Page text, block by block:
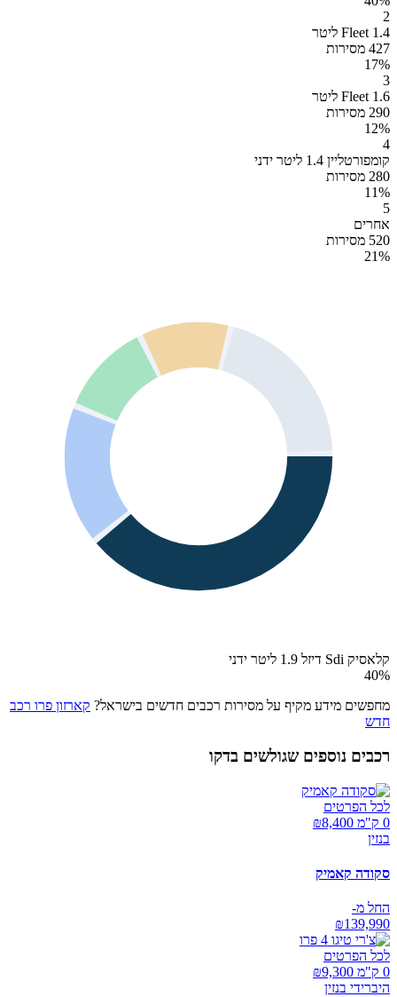
2
Fleet 1.4 ליטר
427 מסירות
17%
3
Fleet 1.6 ליטר
290 מסירות
12%
4
קומפורטליין 1.4 ליטר ידני
280 מסירות
11%
5
אחרים
520 מסירות
21%
קלאסיק Sdi דיזל 1.9 ליטר ידני
40%
מחפשים מידע מקיף על מסירות רכבים חדשים בישראל? קארזון פרו רכב
חדש
רכבים נוספים שגולשים בדקו
לכל הפרטים
0 ק"מ ₪
8,400
בנזין
סקודה קאמיק
החל מ-
₪139,990
לכל הפרטים
0 ק"מ ₪
9,300
היברידי בנזין